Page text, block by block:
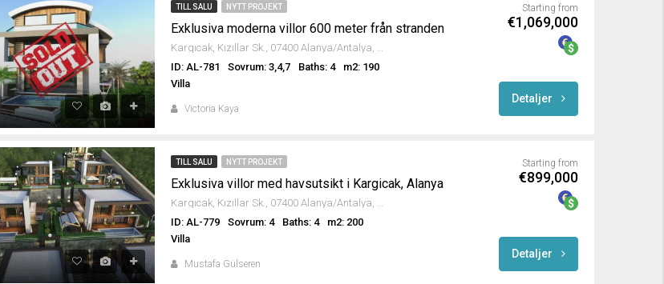
TILL SALU NYTT PROJEKT
Exklusiva moderna villor 600 meter från stranden
Kargıcak, Kızıllar Sk., 07400 Alanya/Antalya, Turkey
ID: AL-781
Sovrum: 3,4,7 Baths: 4
m2: 190
Villa
Victoria Kaya
Starting from
€1,069,000
Detaljer
TILL SALU NYTT PROJEKT
Exklusiva villor med havsutsikt i Kargicak, Alanya
Kargıcak, Kızıllar Sk., 07400 Alanya/Antalya, Turkey
ID: AL-779
Sovrum: 4 Baths: 4
m2: 200
Villa
Mustafa Gülseren
Starting from
€899,000
Detaljer